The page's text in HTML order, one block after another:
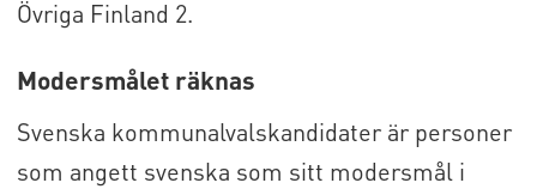
Övriga Finland 2.
Modersmålet räknas
Svenska kommunalvalskandidater är personer
som angett svenska som sitt modersmål i